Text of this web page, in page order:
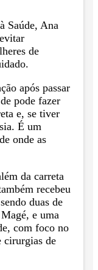
Saúde, Ana
de
após passar
pode fazer
e, se tiver
É um
onde as
da carreta
recebeu
duas de
e uma
com foco no
cirurgias de